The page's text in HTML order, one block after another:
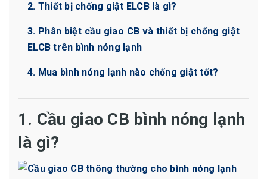
2. Thiết bị chống giật ELCB là gì?
3. Phân biệt cầu giao CB và thiết bị chống giật
ELCB trên bình nóng lạnh
4. Mua bình nóng lạnh nào chống giật tốt?
1. Cầu giao CB bình nóng lạnh
là gì?